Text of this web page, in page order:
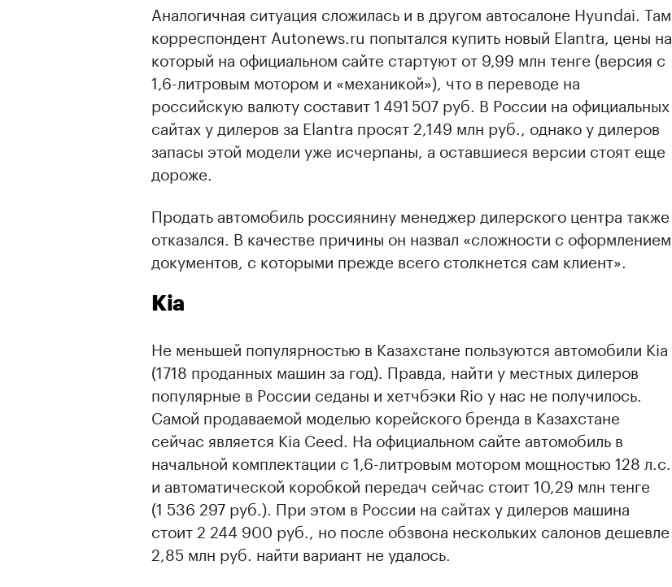
Аналогичная ситуация сложилась и в другом автосалоне Hyundai. Там
корреспондент Autonews.ru попытался купить новый Elantra, цены на
который на официальном сайте стартуют от 9,99 млн тенге (версия с
1,6-литровым мотором и «механикой»), что в переводе на
российскую валюту составит 1 491 507 руб. В России на официальных
сайтах у дилеров за Elantra просят 2,149 млн руб., однако у дилеров
запасы этой модели уже исчерпаны, а оставшиеся версии стоят еще
дороже.
Продать автомобиль россиянину менеджер дилерского центра также
отказался. В качестве причины он назвал «сложности с оформлением
документов, с которыми прежде всего столкнется сам клиент».
Kia
Не меньшей популярностью в Казахстане пользуются автомобили Kia
(1718 проданных машин за год). Правда, найти у местных дилеров
популярные в России седаны и хетчбэки Rio у нас не получилось.
Самой продаваемой моделью корейского бренда в Казахстане
сейчас является Kia Ceed. На официальном сайте автомобиль в
начальной комплектации с 1,6-литровым мотором мощностью 128 л.с.
и автоматической коробкой передач сейчас стоит 10,29 млн тенге
(1 536 297 руб.). При этом в России на сайтах у дилеров машина
стоит 2 244 900 руб., но после обзвона нескольких салонов дешевле
2,85 млн руб. найти вариант не удалось.